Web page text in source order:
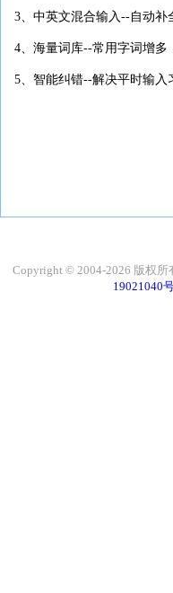
3、中英文混合输入--自动补
4、海量词库--常用字词增多
5、智能纠错--解决平时输入
Copyright © 2004-2026 版权
19021040